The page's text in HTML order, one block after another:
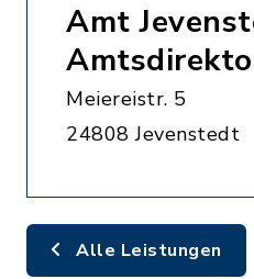
Amt
Meiereistr. 5
24808 Jevenstedt
Alle Leistungen